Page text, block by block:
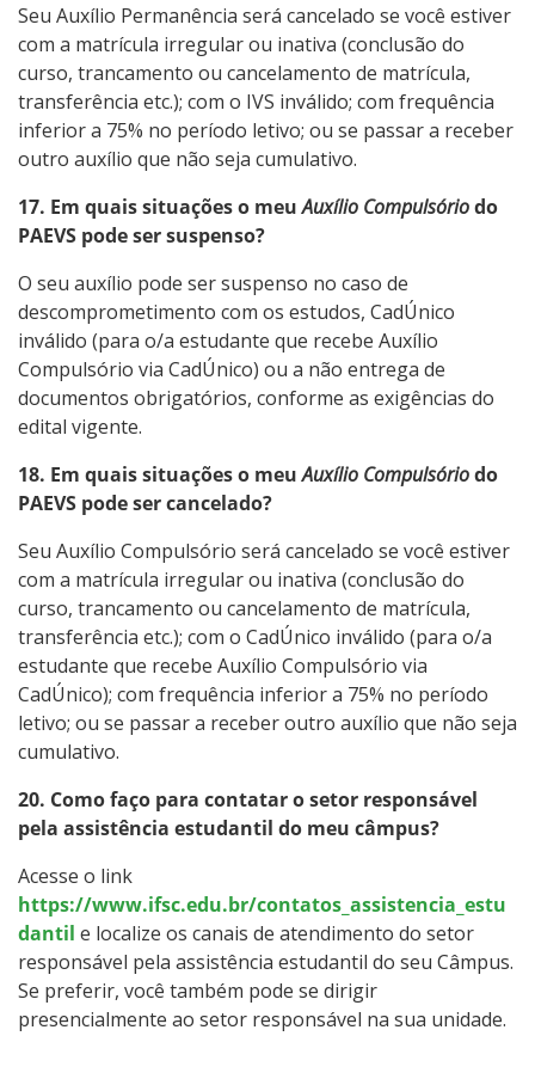
Seu Auxílio Permanência será cancelado se você estiver
com a matrícula irregular ou inativa (conclusão do
curso, trancamento ou cancelamento de matrícula,
transferência etc.); com o IVS inválido; com frequência
inferior a 75% no período letivo; ou se passar a receber
outro auxílio que não seja cumulativo.
17. Em quais situações o meuAuxílio Compulsóriodo
PAEVS pode ser suspenso?
O seu auxílio pode ser suspenso no caso de
descomprometimento com os estudos, CadÚnico
inválido (para o/a estudante que recebe Auxílio
Compulsório via CadÚnico) ou a não entrega de
documentos obrigatórios, conforme as exigências do
edital vigente.
18. Em quais situações o meuAuxílio Compulsóriodo
PAEVS pode ser cancelado?
Seu Auxílio Compulsório será cancelado se você estiver
com a matrícula irregular ou inativa (conclusão do
curso, trancamento ou cancelamento de matrícula,
transferência etc.); com o CadÚnico inválido (para o/a
estudante que recebe Auxílio Compulsório via
CadÚnico); com frequência inferior a 75% no período
letivo; ou se passar a receber outro auxílio que não seja
cumulativo.
20. Como faço para contatar o setor responsável
pela assistência estudantil do meu câmpus?
Acesse o link
https://www.ifsc.edu.br/contatos_assistencia_estu
dantil e localize os canais de atendimento do setor
responsável pela assistência estudantil do seu Câmpus.
Se preferir, você também pode se dirigir
presencialmente ao setor responsável na sua unidade.